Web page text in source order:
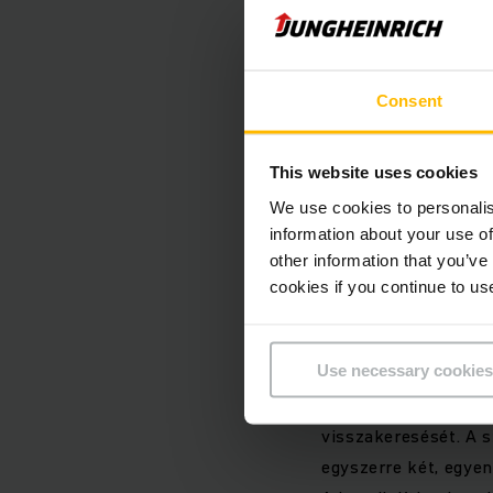
Consent
This website uses cookies
We use cookies to
information about your use
other information that
cookies if you continue to
Use necessary
rendelt a
integrációjával
helytakarékos
a különösen nagy
rendszert könnyen
"Azzal, hogy a
komissiózási
speciális
visszakeresését. A
egyszerre két,